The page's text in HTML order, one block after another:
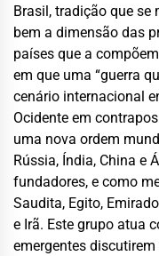
Brasil , tradição que se
bem a dimensão das
países que a
em que uma “guerra
cenário internacional
Ocidente em
uma nova ordem
Rússia, Índia, China e
fundadores, e como
Saudita, Egito,
e Irã. Este grupo atua
emergentes